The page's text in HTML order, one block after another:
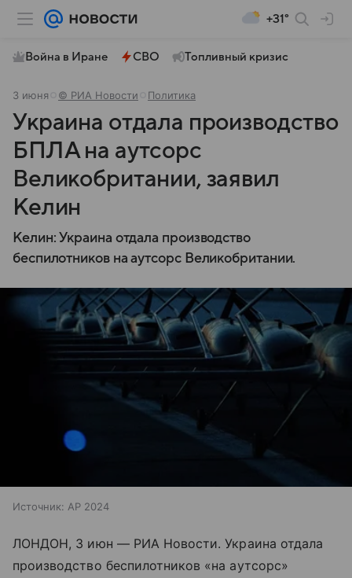
+31°
Война в Иране СВО Топливный кризис
3 июня © РИА Новости Политика
Украина отдала производство
БПЛА на аутсорс
Великобритании, заявил
Келин
Келин: Украина отдала производство
беспилотников на аутсорс Великобритании.
Источник: AP 2024
ЛОНДОН, 3 июн — РИА Новости. Украина отдала
производство беспилотников «на аутсорс»